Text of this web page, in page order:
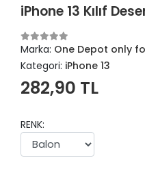
iPhone 13 Kılıf
Marka: One Depot only
Kategori: iPhone 13
282,90 TL
RENK: